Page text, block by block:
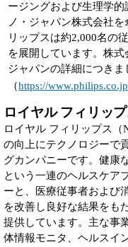
ージングおよび生理学
ノ・ジャパン株式会社
リップスは約2,000名の
を展開しています。株
ジャパンの詳細につきま
（https://www.philips.co.jp
ロイヤル フィリッ
ロイヤル フィリップス（
の向上にテクノロジーで
グカンパニーです。健康
という一連のヘルスケア
ーと、医療従事者および
を改善し良好な結果をも
提供しています。主な事
体情報モニタ、ヘルスイ